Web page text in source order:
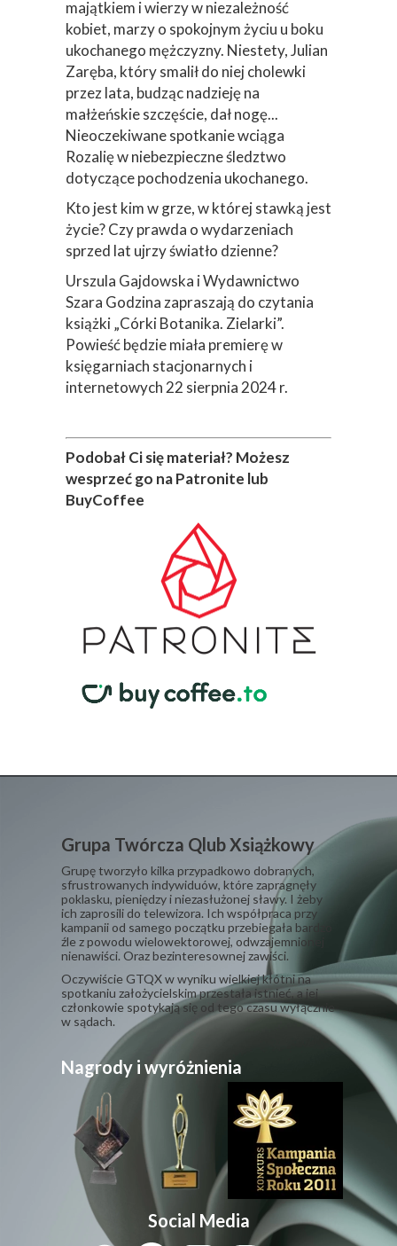
majątkiem i wierzy w niezależność
kobiet, marzy o spokojnym życiu u boku
ukochanego mężczyzny. Niestety, Julian
Zaręba, który smalił do niej cholewki
przez lata, budząc nadzieję na
małżeńskie szczęście, dał nogę...
Nieoczekiwane spotkanie wciąga
Rozalię w niebezpieczne śledztwo
dotyczące pochodzenia ukochanego.
Kto jest kim w grze, w której stawką jest
życie? Czy prawda o wydarzeniach
sprzed lat ujrzy światło dzienne?
Urszula Gajdowska i Wydawnictwo
Szara Godzina zapraszają do czytania
książki „Córki Botanika. Zielarki”.
Powieść będzie miała premierę w
księgarniach stacjonarnych i
internetowych 22 sierpnia 2024 r.
Podobał Ci się materiał? Możesz
wesprzeć go na Patronite lub
BuyCoffee
Grupa Twórcza Qlub Xsiążkowy
Grupę tworzyło kilka przypadkowo dobranych,
sfrustrowanych indywiduów, które zapragnęły
poklasku, pieniędzy i niezasłużonej sławy. I żeby
ich zaprosili do telewizora. Ich współpraca przy
kampanii od samego początku przebiegała bardzo
źle z powodu wielowektorowej, odwzajemnionej
nienawiści. Oraz bezinteresownej zawiści.
​Oczywiście GTQX w wyniku wielkiej kłótni na
spotkaniu założycielskim przestała istnieć, a jej
członkowie spotykają się od tego czasu wyłącznie
w sądach.
Social Media
Nagrody i wyróżnienia